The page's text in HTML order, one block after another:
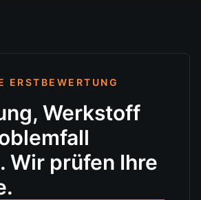
ERSTBEWERTUNG
Werkstoff
Wir prüfen Ihre